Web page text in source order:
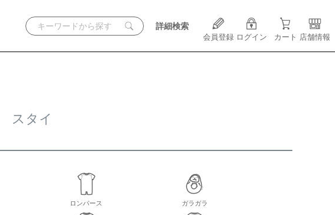
詳細検索
会員登録 ログイン カート 店舗情報
スタイ
ロンパース ガラガラ